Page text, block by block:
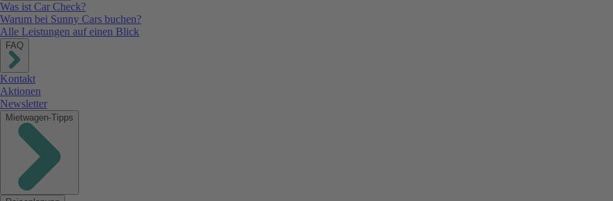
Was ist Car Check?
Warum bei Sunny Cars buchen?
Alle Leistungen auf einen Blick
FAQ
Kontakt
Aktionen
Newsletter
Mietwagen-Tipps